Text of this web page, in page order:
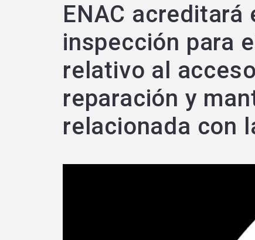
ENAC acreditará
inspección para
relativo al
reparación y
relacionada con